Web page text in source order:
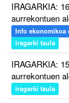
IRAGARKIA:
aurrekontuen
Info ekonomikoa
iragarki taula
IRAGARKIA:
aurrekontuen
iragarki taula